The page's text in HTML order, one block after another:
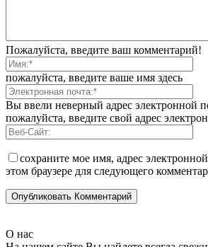
Пожалуйста, введите ваш комментарий!
пожалуйста, введите ваше имя здесь
Вы ввели неверный адрес электронной
пожалуйста, введите свой адрес
сохраните мое имя, адрес
этом браузере для следующего
О нас